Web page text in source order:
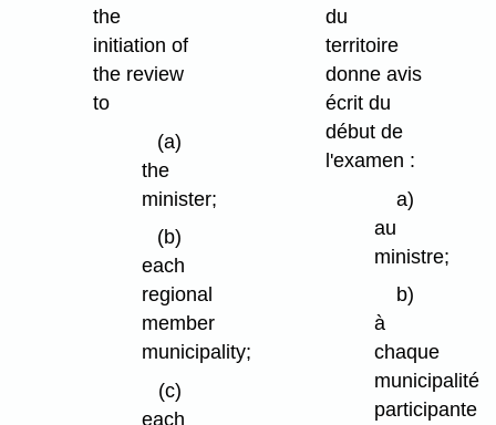
the
initiation of
the review
to
(a)
the
minister;
(b)
each
regional
member
municipality;
(c)
each
du
territoire
donne avis
écrit du
début de
l'examen :
a)
au
ministre;
b)
à
chaque
municipalité
participante